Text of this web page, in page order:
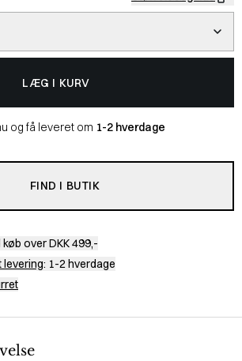
LÆG I KURV
og få leveret om 1-2 hverdage
FIND I BUTIK
køb over DKK 499,-
levering: 1-2 hverdage